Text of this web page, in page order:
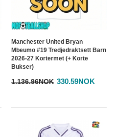
Manchester United Bryan
Mbeumo #19 Tredjedraktsett Barn
2026-27 Kortermet (+ Korte
Bukser)
1.136.96NOK 330.59NOK